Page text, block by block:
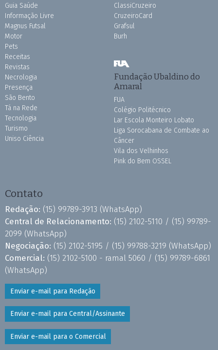
Guia Saúde
Informação Livre
Magnus Futsal
Motor
Pets
Receitas
Revistas
Necrologia
Presença
São Bento
Tá na Rede
Tecnologia
Turismo
Uniso Ciência
ClassiCruzeiro
CruzeiroCard
Grafsul
Burh
Fundação Ubaldino do
Amaral
FUA
Colégio Politécnico
Lar Escola Monteiro Lobato
Liga Sorocabana de Combate ao
Câncer
Vila dos Velhinhos
Pink do Bem OSSEL
Contato
Redação: (15) 99789-3913 (WhatsApp)
Central de Relacionamento: (15) 2102-5110 / (15) 99789-
2099 (WhatsApp)
Negociação: (15) 2102-5195 / (15) 99788-3219 (WhatsApp)
Comercial: (15) 2102-5100 - ramal 5060 / (15) 99789-6861
(WhatsApp)
Enviar e-mail para Redação
Enviar e-mail para Central/Assinante
Enviar e-mail para o Comercial